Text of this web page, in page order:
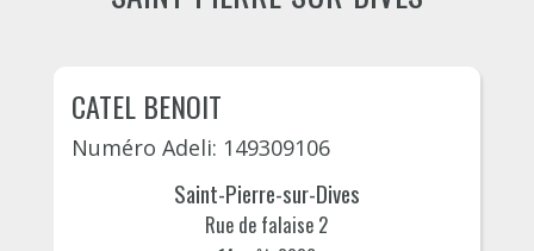
CATEL BENOIT
Numéro Adeli: 149309106
Saint-Pierre-sur-Dives
Rue de falaise 2